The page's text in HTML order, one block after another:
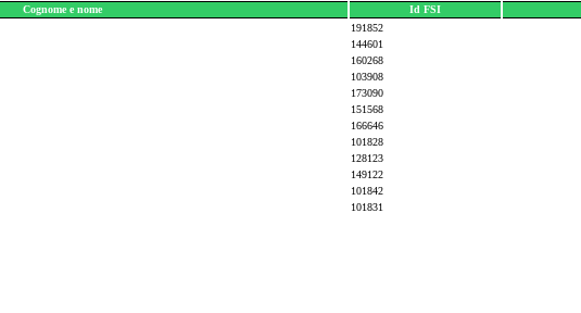
Cognome e nome Id FSI
191852
144601
160268
103908
173090
151568
166646
101828
128123
149122
101842
101831